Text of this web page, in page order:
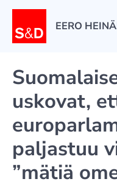
Siirry
EERO
uskovat,
paljastuu
”mätiä